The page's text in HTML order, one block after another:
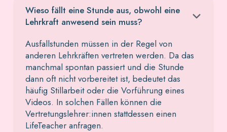
Wieso fällt eine Stunde aus, obwohl eine
Lehrkraft anwesend sein muss?
Ausfallstunden müssen in der Regel von
anderen Lehrkräften vertreten werden. Da das
manchmal spontan passiert und die Stunde
dann oft nicht vorbereitet ist, bedeutet das
häufig Stillarbeit oder die Vorführung eines
Videos. In solchen Fällen können die
Vertretungslehrer:innen stattdessen einen
LifeTeacher anfragen.